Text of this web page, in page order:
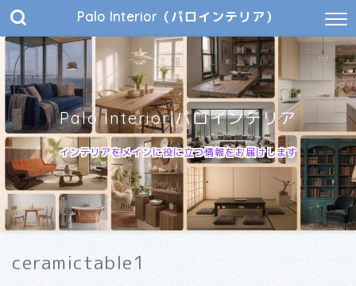
Palo Interior（パロインテリア）
Palo Interior|パロインテリア
インテリアをメインに役に立つ情報をお届けします
ceramictable1